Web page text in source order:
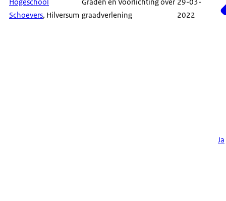
Hogeschool
Schoevers, Hilversum
Graden en Voorlichting over
graadverlening
29-03-
2022
Ja